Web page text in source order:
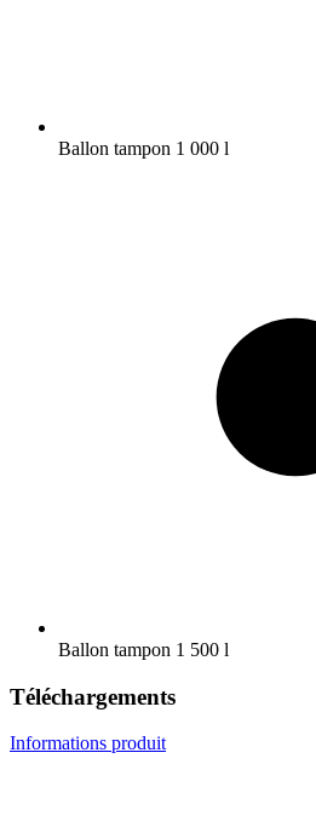
Ballon tampon 1 000 l
Ballon tampon 1 500 l
Téléchargements
Informations produit